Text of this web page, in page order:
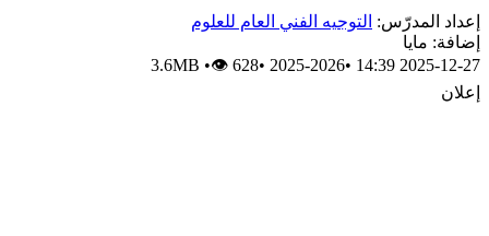
إعداد المدرّس: التوجيه الفني العام للعلوم
إضافة: مايا
2025-12-27 14:39
•
2025-2026
•
3.6MB •👁 628
إعلان